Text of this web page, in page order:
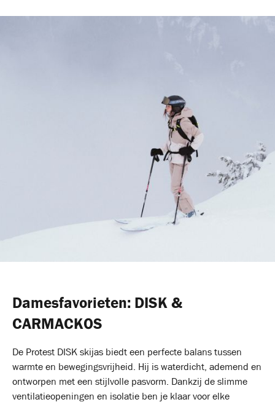
Damesfavorieten: DISK &
CARMACKOS
De Protest DISK skijas biedt een perfecte balans tussen
warmte en bewegingsvrijheid. Hij is waterdicht, ademend en
ontworpen met een stijlvolle pasvorm. Dankzij de slimme
ventilatieopeningen en isolatie ben je klaar voor elke